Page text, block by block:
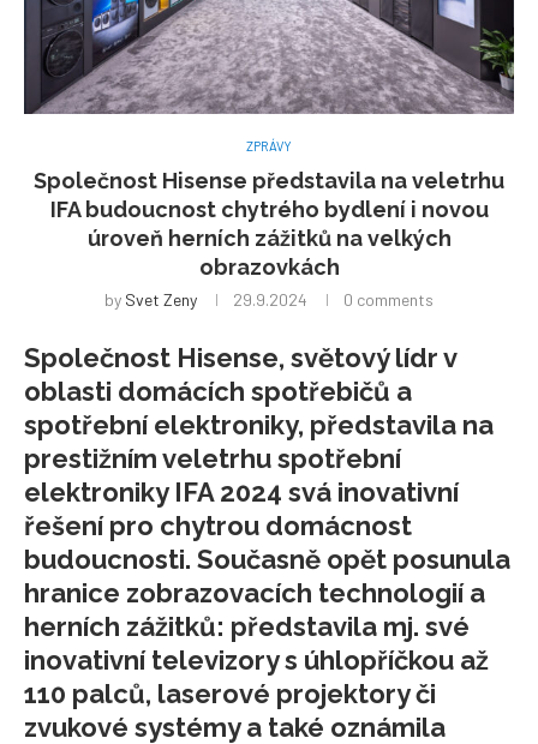
ZPRÁVY
Společnost Hisense představila na veletrhu
IFA budoucnost chytrého bydlení i novou
úroveň herních zážitků na velkých
obrazovkách
by Svet Zeny 29.9.2024 0 comments
Společnost Hisense, světový lídr v
oblasti domácích spotřebičů a
spotřební elektroniky, představila na
prestižním veletrhu spotřební
elektroniky IFA 2024 svá inovativní
řešení pro chytrou domácnost
budoucnosti. Současně opět posunula
hranice zobrazovacích technologií a
herních zážitků: představila mj. své
inovativní televizory s úhlopříčkou až
110 palců, laserové projektory či
zvukové systémy a také oznámila